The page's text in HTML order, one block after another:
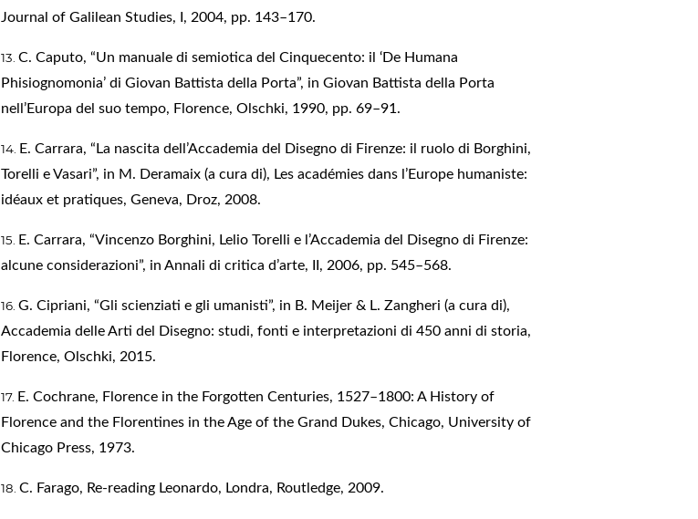
Journal of Galilean Studies, I, 2004, pp. 143–170.
C. Caputo, “Un manuale di semiotica del Cinquecento: il ‘De Humana
Phisiognomonia’ di Giovan Battista della Porta”, in Giovan Battista della Porta
nell’Europa del suo tempo, Florence, Olschki, 1990, pp. 69–91.
E. Carrara, “La nascita dell’Accademia del Disegno di Firenze: il ruolo di Borghini,
Torelli e Vasari”, in M. Deramaix (a cura di), Les académies dans l’Europe humaniste:
idéaux et pratiques, Geneva, Droz, 2008.
E. Carrara, “Vincenzo Borghini, Lelio Torelli e l’Accademia del Disegno di Firenze:
alcune considerazioni”, in Annali di critica d’arte, II, 2006, pp. 545–568.
G. Cipriani, “Gli scienziati e gli umanisti”, in B. Meijer & L. Zangheri (a cura di),
Accademia delle Arti del Disegno: studi, fonti e interpretazioni di 450 anni di storia,
Florence, Olschki, 2015.
E. Cochrane, Florence in the Forgotten Centuries, 1527–1800: A History of
Florence and the Florentines in the Age of the Grand Dukes, Chicago, University of
Chicago Press, 1973.
C. Farago, Re-reading Leonardo, Londra, Routledge, 2009.